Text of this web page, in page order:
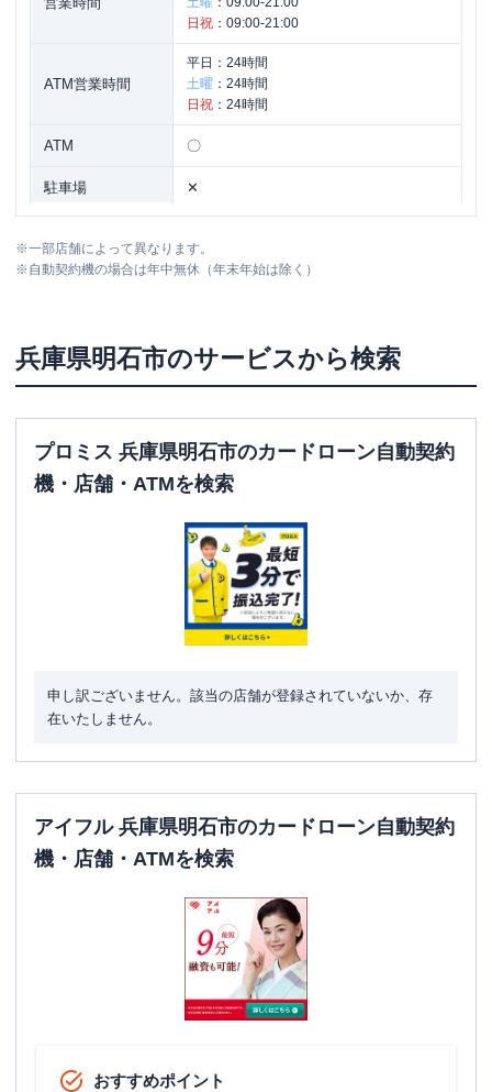
日祝 ： 09:00-21:00
ATM営業時間
平日： 24時間
土曜 ： 24時間
日祝 ： 24時間
ATM 〇
駐車場 ✕
住所
ル８Ｆ
※一部店舗によって異なります。
※自動契約機の場合は年中無休（年末年始は除く）
兵庫県明石市のサービスから検索
プロミス 兵庫県明石市のカードローン自動契約
機・店舗・ATMを検索
申し訳ございません。該当の店舗が登録されていないか、存
在いたしません。
アイフル 兵庫県明石市のカードローン自動契約
機・店舗・ATMを検索
おすすめポイント